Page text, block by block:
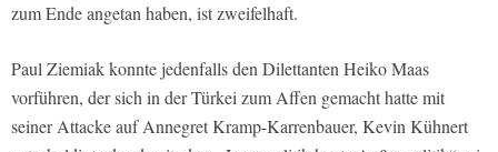
zum Ende angetan haben, ist zweifelhaft.
Paul Ziemiak konnte jedenfalls den Dilettanten Heiko Maas
vorführen, der sich in der Türkei zum Affen gemacht hatte mit
seiner Attacke auf Annegret Kramp-Karrenbauer, Kevin Kühnert